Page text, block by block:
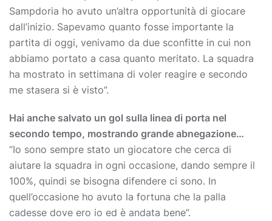
Sampdoria ho avuto un’altra opportunità di giocare
dall’inizio. Sapevamo quanto fosse importante la
partita di oggi, venivamo da due sconfitte in cui non
abbiamo portato a casa quanto meritato. La squadra
ha mostrato in settimana di voler reagire e secondo
me stasera si è visto”.
Hai anche salvato un gol sulla linea di porta nel
secondo tempo, mostrando grande abnegazione…
“Io sono sempre stato un giocatore che cerca di
aiutare la squadra in ogni occasione, dando sempre il
100%, quindi se bisogna difendere ci sono. In
quell’occasione ho avuto la fortuna che la palla
cadesse dove ero io ed è andata bene”.